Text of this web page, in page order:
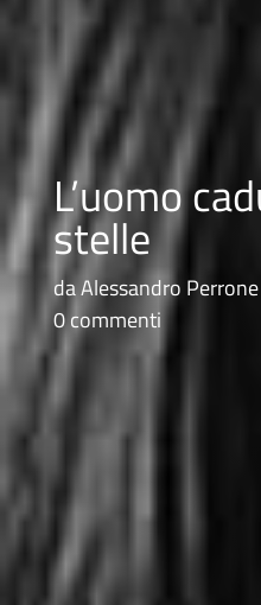
L’uomo
stelle
daAlessandro Perrone
0 commenti